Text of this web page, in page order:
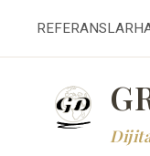
REFERANSLAR